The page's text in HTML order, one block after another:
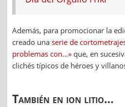
Además, para promocionar la
creado una serie de
problemas con…» que, en
clichés típicos de héroes y
También en ion litio…